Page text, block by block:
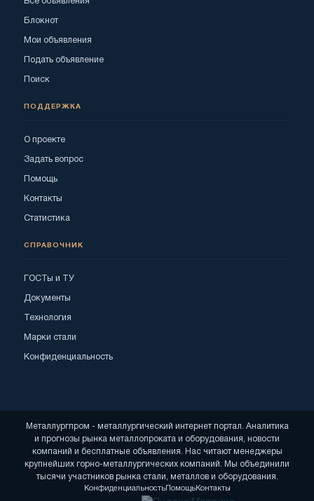
Блокнот
Мои объявления
Подать объявление
Поиск
ПОДДЕРЖКА
О проекте
Задать вопрос
Помощь
Контакты
Статистика
СПРАВОЧНИК
ГОСТы и ТУ
Документы
Технология
Марки стали
Конфиденциальность
Металлургпром - металлургический интернет портал. Аналитика
и прогнозы рынка металлопроката и оборудования, новости
компаний и бесплатные объявления. Нас читают менеджеры
крупнейших горно-металлургических компаний. Мы объединили
тысячи участников рынка стали, металлов и оборудования.
КонфиденциальностьПомощьКонтакты